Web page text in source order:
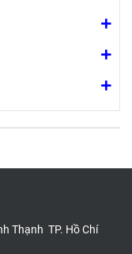
Thạnh TP. Hồ Chí